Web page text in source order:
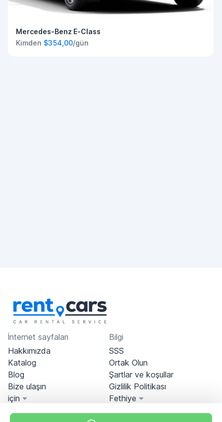
Mercedes-Benz E-Class
Kimden $354,00/gün
İnternet sayfaları
Hakkımızda
Katalog
Blog
Bize ulaşın
için
Bilgi
SSS
Ortak Olun
Şartlar ve koşullar
Gizlilik Politikası
Fethiye